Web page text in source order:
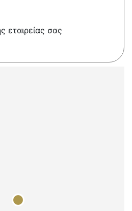
εταιρείας σας